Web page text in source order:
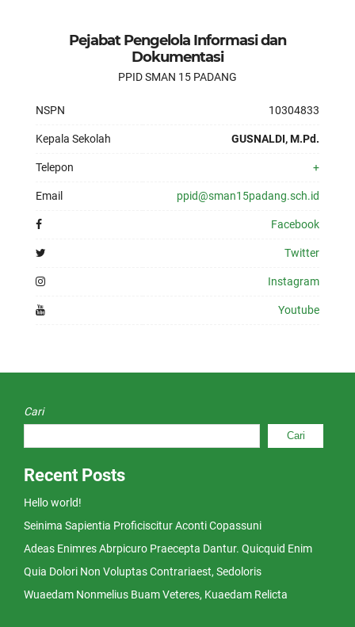
Pejabat Pengelola Informasi dan
Dokumentasi
PPID SMAN 15 PADANG
NSPN 10304833
Kepala Sekolah GUSNALDI, M.Pd.
Telepon +
Email ppid@sman15padang.sch.id
Facebook
Twitter
Instagram
Youtube
Cari
Cari
Recent Posts
Hello world!
Seinima Sapientia Proficiscitur Aconti Copassuni
Adeas Enimres Abrpicuro Praecepta Dantur. Quicquid Enim
Quia Dolori Non Voluptas Contrariaest, Sedoloris
Wuaedam Nonmelius Buam Veteres, Kuaedam Relicta